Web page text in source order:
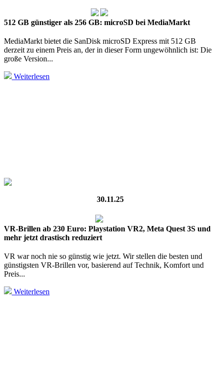
512 GB günstiger als 256 GB: microSD bei MediaMarkt
MediaMarkt bietet die SanDisk microSD Express mit 512 GB
derzeit zu einem Preis an, der in dieser Form unge­wöhn­lich ist: Die
große Version...
Weiterlesen
30.11.25
VR-Brillen ab 230 Euro: Playstation VR2, Meta Quest 3S und
mehr jetzt drastisch reduziert
VR war noch nie so günstig wie jetzt. Wir stellen die besten und
günstigsten VR-Brillen vor, basierend auf Technik, Komfort und
Preis...
Weiterlesen